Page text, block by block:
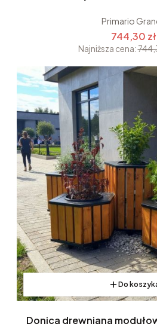
Primario
744,30 zł
Najniższa cena:
Do
Donica drewniana